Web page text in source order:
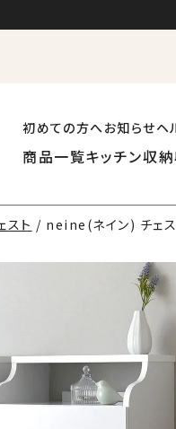
初めての方へお知らせヘ
商品一覧キッチン収納
スト neine(ネイン) チェ